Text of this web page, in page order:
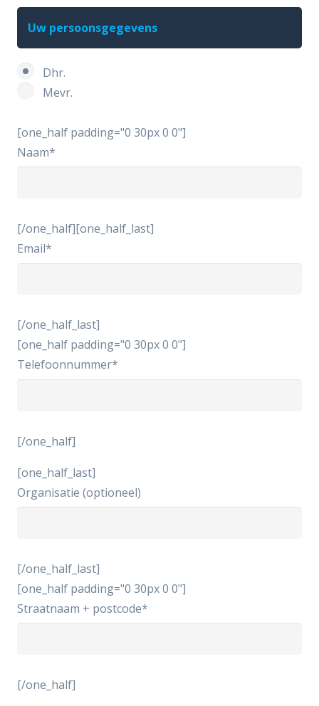
Uw persoonsgegevens
Dhr.
Mevr.
[one_half padding="0 30px 0 0"]
Naam*
[/one_half][one_half_last]
Email*
[/one_half_last]
[one_half padding="0 30px 0 0"]
Telefoonnummer*
[/one_half]
[one_half_last]
Organisatie (optioneel)
[/one_half_last]
[one_half padding="0 30px 0 0"]
Straatnaam + postcode*
[/one_half]